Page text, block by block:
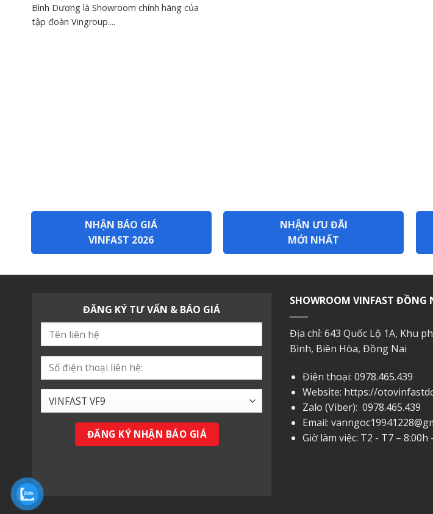
Bình Dương là Showroom chính hãng của
tập đoàn Vingroup....
NHẬN BÁO GIÁ
VINFAST 2026
NHẬN ƯU ĐÃI
MỚI NHẤT
ĐĂNG KÝ TƯ VẤN & BÁO GIÁ
SHOWROOM VINFAST ĐỒNG
Địa chỉ: 643 Quốc Lộ 1A, Khu
Bình, Biên Hòa, Đồng Nai
Điện thoại:0978.465.439
Website: https://
Zalo (Viber):0978.465.439
Email:
Giờ làm việc: T2 - T7 – 8:00h